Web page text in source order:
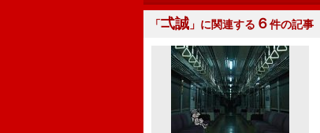
「弌誠 」に関連する ６件の記事